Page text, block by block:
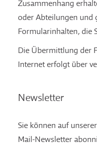
Zusammenhang
oder Abteilungen und
Formularinhalten, die
Die Übermittlung der
Internet erfolgt über
Newsletter
Sie können auf
Mail-Newsletter